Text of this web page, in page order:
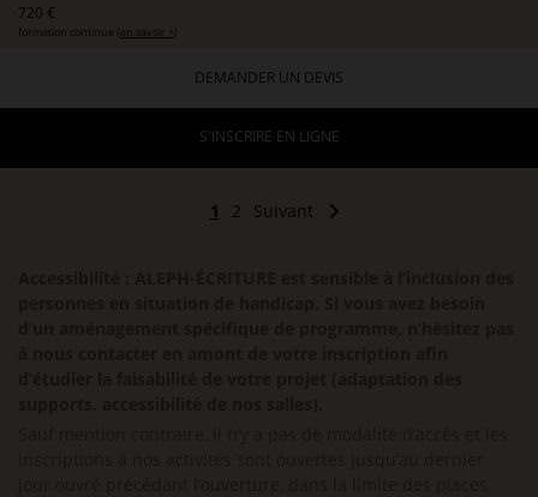
720 €
formation continue ( en savoir + )
DEMANDER UN DEVIS
S'INSCRIRE EN LIGNE
1 2 Suivant